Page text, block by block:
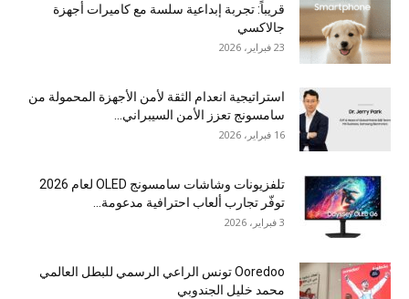
قريباً: تجربة إبداعية سلسة مع كاميرات أجهزة
جالاكسي
23 فبراير، 2026
استراتيجية انعدام الثقة لأمن الأجهزة المحمولة من
سامسونج تعزز الأمن السيبراني...
16 فبراير، 2026
تلفزيونات وشاشات سامسونج OLED لعام 2026
توفّر تجارب ألعاب احترافية مدعومة...
3 فبراير، 2026
Ooredoo تونس الراعي الرسمي للبطل العالمي
محمد خليل الجندوبي